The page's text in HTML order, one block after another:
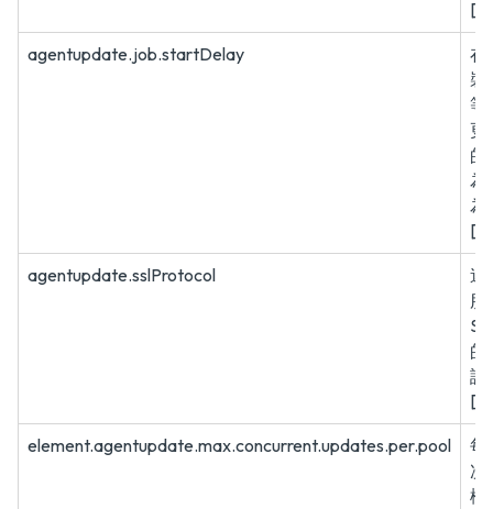
agentupdate.job.startDelay
在
裝
等
更
的
為
為
agentupdate.sslProtocol
連
服
的
訊
element.agentupdate.max.concurrent.updates.per.pool
每
次
機